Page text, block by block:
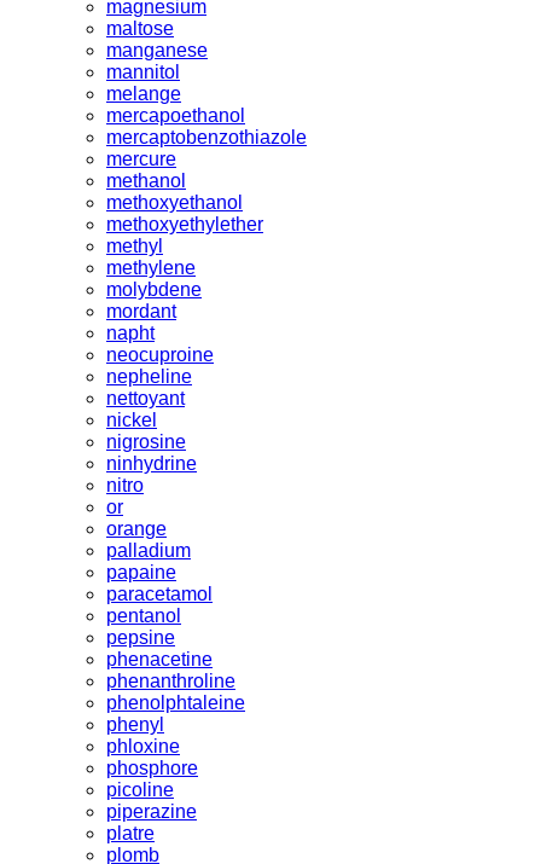
magnesium
maltose
manganese
mannitol
melange
mercapoethanol
mercaptobenzothiazole
mercure
methanol
methoxyethanol
methoxyethylether
methyl
methylene
molybdene
mordant
napht
neocuproine
nepheline
nettoyant
nickel
nigrosine
ninhydrine
nitro
or
orange
palladium
papaine
paracetamol
pentanol
pepsine
phenacetine
phenanthroline
phenolphtaleine
phenyl
phloxine
phosphore
picoline
piperazine
platre
plomb